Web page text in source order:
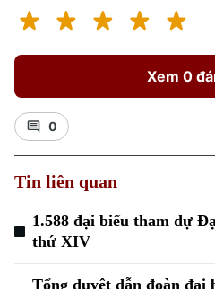
Xem 0
0
Tin liên quan
1.588 đại biểu tham dự
thứ XIV
Tổng duyệt dẫn đoàn